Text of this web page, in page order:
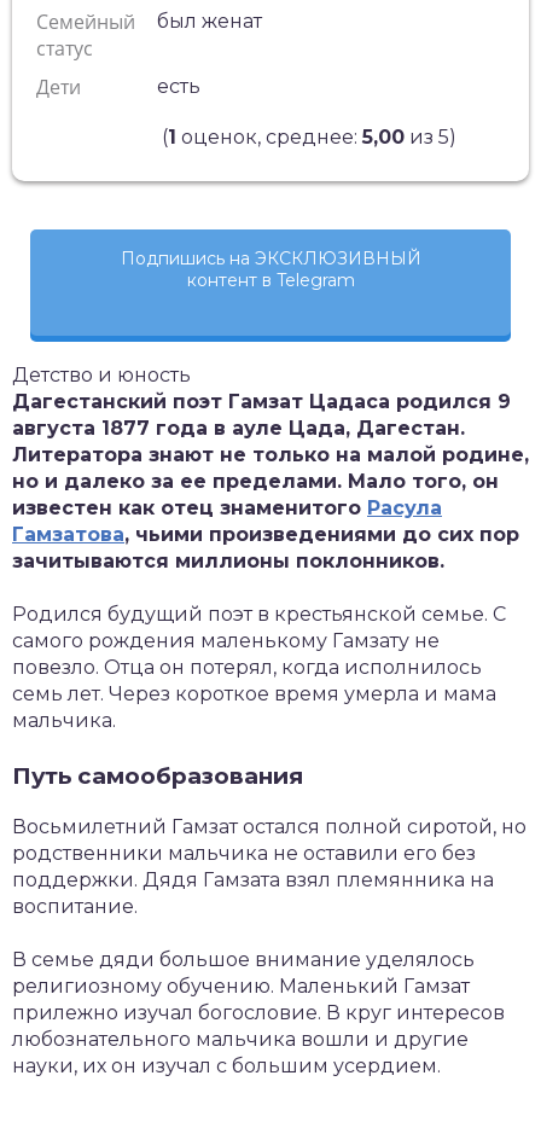
Семейный
статус
был женат
Дети есть
(1 оценок, среднее:5,00 из 5)
Подпишись на ЭКСКЛЮЗИВНЫЙ
контент в Telegram
Детство и юность
Дагестанский поэт Гамзат Цадаса родился 9
августа 1877 года в ауле Цада, Дагестан.
Литератора знают не только на малой родине,
но и далеко за ее пределами. Мало того, он
известен как отец знаменитого Расула
Гамзатова, чьими произведениями до сих пор
зачитываются миллионы поклонников.
Родился будущий поэт в крестьянской семье. С
самого рождения маленькому Гамзату не
повезло. Отца он потерял, когда исполнилось
семь лет. Через короткое время умерла и мама
мальчика.
Путь самообразования
Восьмилетний Гамзат остался полной сиротой, но
родственники мальчика не оставили его без
поддержки. Дядя Гамзата взял племянника на
воспитание.
В семье дяди большое внимание уделялось
религиозному обучению. Маленький Гамзат
прилежно изучал богословие. В круг интересов
любознательного мальчика вошли и другие
науки, их он изучал с большим усердием.